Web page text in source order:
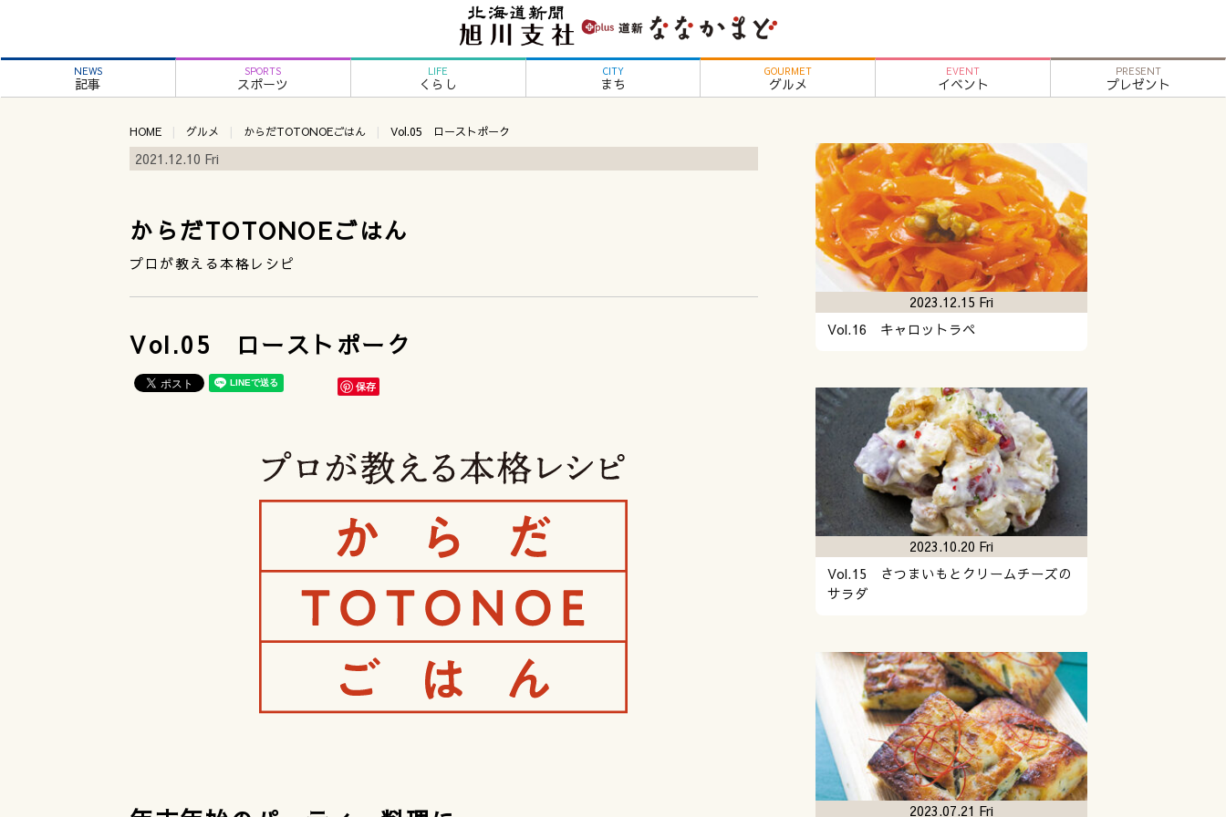
NEWS
記事
SPORTS
スポーツ
LIFE
くらし
CITY
まち
GOURMET
グルメ
EVENT
イベント
PRESENT
プレゼント
HOME グルメ からだTOTONOEごはん Vol.05 ローストポーク
2021.12.10 Fri
からだTOTONOEごはん
プロが教える本格レシピ
Vol.05 ローストポーク
保存
Vol.16 キャロットラペ
2023.12.15 Fri
Vol.15 さつまいもとクリームチーズの
サラダ
2023.10.20 Fri
2023.07.21 Fri